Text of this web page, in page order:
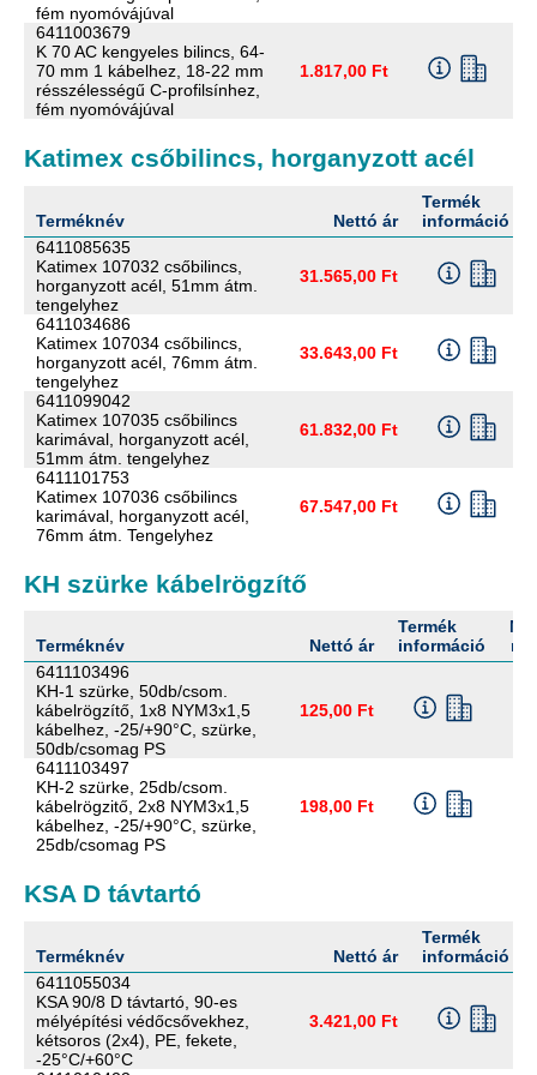
fém nyomóvájúval
6411003679
K 70 AC kengyeles bilincs, 64-
70 mm 1 kábelhez, 18-22 mm
résszélességű C-profilsínhez,
fém nyomóvájúval
1.817,00 Ft
Katimex csőbilincs, horganyzott acél
Terméknév Nettó ár
Termék
információ
6411085635
Katimex 107032 csőbilincs,
horganyzott acél, 51mm átm.
tengelyhez
31.565,00 Ft
6411034686
Katimex 107034 csőbilincs,
horganyzott acél, 76mm átm.
tengelyhez
33.643,00 Ft
6411099042
Katimex 107035 csőbilincs
karimával, horganyzott acél,
51mm átm. tengelyhez
61.832,00 Ft
6411101753
Katimex 107036 csőbilincs
karimával, horganyzott acél,
76mm átm. Tengelyhez
67.547,00 Ft
KH szürke kábelrögzítő
Terméknév Nettó ár
Termék
információ
6411103496
KH-1 szürke, 50db/csom.
kábelrögzítő, 1x8 NYM3x1,5
kábelhez, -25/+90°C, szürke,
50db/csomag PS
125,00 Ft
6411103497
KH-2 szürke, 25db/csom.
kábelrögzitő, 2x8 NYM3x1,5
kábelhez, -25/+90°C, szürke,
25db/csomag PS
198,00 Ft
KSA D távtartó
Terméknév Nettó ár
Termék
információ
6411055034
KSA 90/8 D távtartó, 90-es
mélyépítési védőcsővekhez,
kétsoros (2x4), PE, fekete,
-25°C/+60°C
3.421,00 Ft